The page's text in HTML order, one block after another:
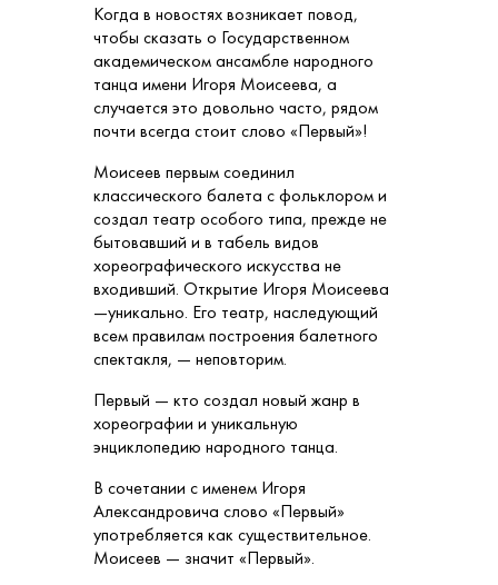
Когда в новостях возникает повод,
чтобы сказать о Государственном
академическом ансамбле народного
танца имени Игоря Моисеева, а
случается это довольно часто, рядом
почти всегда стоит слово «Первый»!
Моисеев первым соединил
классического балета с фольклором и
создал театр особого типа, прежде не
бытовавший и в табель видов
хореографического искусства не
входивший. Открытие Игоря Моисеева
—уникально. Его театр, наследующий
всем правилам построения балетного
спектакля, — неповторим.
Первый — кто создал новый жанр в
хореографии и уникальную
энциклопедию народного танца.
В сочетании с именем Игоря
Александровича слово «Первый»
употребляется как существительное.
Моисеев — значит «Первый».